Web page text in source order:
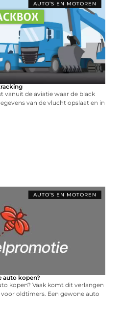
AUTO’S EN MOTOREN
vanuit de aviatie waar de black
van de vlucht opslaat en in
AUTO’S EN MOTOREN
auto kopen?
kopen? Vaak komt dit verlangen
oldtimers. Een gewone auto